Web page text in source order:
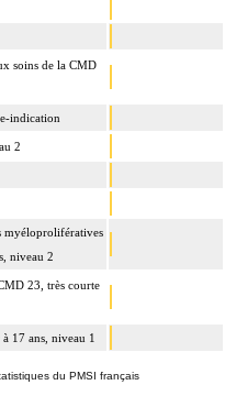
soins de la CMD
indication
2
myéloprolifératives
niveau 2
23, très courte
17 ans, niveau 1
du PMSI français